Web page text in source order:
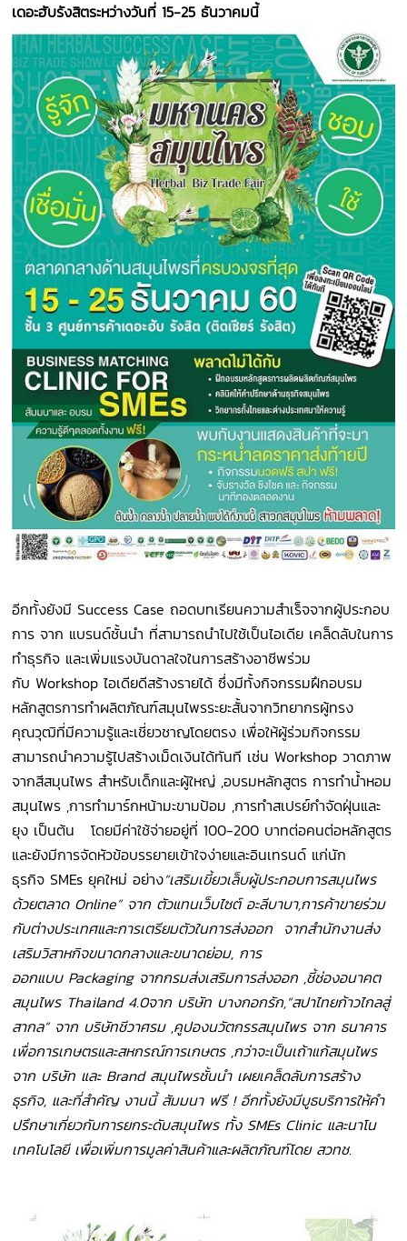
เดอะฮับรังสิตระหว่างวันที่ 15-25 ธันวาคมนี้
อีกทั้งยังมี Success Case ถอดบทเรียนความสำเร็จจากผู้ประกอบ
การ จาก แบรนด์ชั้นนำ ที่สามารถนำไปใช้เป็นไอเดีย เคล็ดลับในการ
ทำธุรกิจ และเพิ่มแรงบันดาลใจในการสร้างอาชีพร่วม
กับ Workshop ไอเดียดีสร้างรายได้ ซึ่งมีทั้งกิจกรรมฝึกอบรม
หลักสูตรการทำผลิตภัณฑ์สมุนไพรระยะสั้นจากวิทยากรผู้ทรง
คุณวุฒิที่มีความรู้และเชี่ยวชาญโดยตรง เพื่อให้ผู้ร่วมกิจกรรม
สามารถนำความรู้ไปสร้างเม็ดเงินได้ทันที เช่น Workshop วาดภาพ
จากสีสมุนไพร สำหรับเด็กและผู้ใหญ่ ,อบรมหลักสูตร การทำน้ำหอม
สมุนไพร ,การทำมาร์กหน้ามะขามป้อม ,การทำสเปรย์กำจัดฝุ่นและ
ยุง เป็นต้น โดยมีค่าใช้จ่ายอยู่ที่ 100-200 บาทต่อคนต่อหลักสูตร
และยังมีการจัดหัวข้อบรรยายเข้าใจง่ายและอินเทรนด์ แก่นัก
ธุรกิจ SMEs ยุคใหม่ อย่าง“เสริมเขี้ยวเล็บผู้ประกอบการสมุนไพร
ด้วยตลาด Online”จาก ตัวแทนเว็บไซต์ อะลีบาบา,การค้าขายร่วม
กับต่างประเทศและการเตรียมตัวในการส่งออก จากสำนักงานส่ง
เสริมวิสาหกิจขนาดกลางและขนาดย่อม, การ
ออกแบบ Packaging จากกรมส่งเสริมการส่งออก ,ชี้ช่องอนาคต
สมุนไพร Thailand 4.0จาก บริษัท บางกอกรัก,“สปาไทยก้าวไกลสู่
สากล” จาก บริษัทชีวาศรม ,คูปองนวัตกรรสมุนไพร จาก ธนาคาร
เพื่อการเกษตรและสหกรณ์การเกษตร ,กว่าจะเป็นเถ้าแก้สมุนไพร
จาก บริษัท และ Brand สมุนไพรชั้นนำ เผยเคล็ดลับการสร้าง
ธุรกิจ, และที่สำคัญ งานนี้ สัมมนา ฟรี ! อีกทั้งยังมีบูธบริการให้คำ
ปรึกษาเกี่ยวกับการยกระดับสมุนไพร ทั้ง SMEs Clinic และนาโน
เทคโนโลยี เพื่อเพิ่มการมูลค่าสินค้าและผลิตภัณฑ์โดย สวทช.